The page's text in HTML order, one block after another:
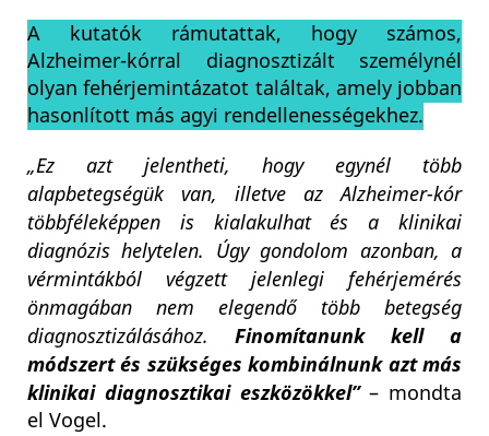
A kutatók rámutattak, hogy számos,
Alzheimer-kórral diagnosztizált személynél
olyan fehérjemintázatot találtak, amely jobban
hasonlított más agyi rendellenességekhez.
„Ez azt jelentheti, hogy egynél több
alapbetegségük van, illetve az Alzheimer-kór
többféleképpen is kialakulhat és a klinikai
diagnózis helytelen. Úgy gondolom azonban, a
vérmintákból végzett jelenlegi fehérjemérés
önmagában nem elegendő több betegség
diagnosztizálásához. Finomítanunk kell a
módszert és szükséges kombinálnunk azt más
klinikai diagnosztikai eszközökkel”– mondta
el Vogel.